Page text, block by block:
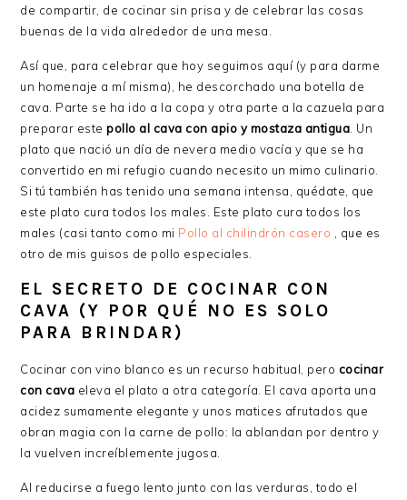
de compartir, de cocinar sin prisa y de celebrar las cosas
buenas de la vida alrededor de una mesa.
Así que, para celebrar que hoy seguimos aquí (y para darme
un homenaje a mí misma), he descorchado una botella de
cava. Parte se ha ido a la copa y otra parte a la cazuela para
preparar estepollo al cava con apio y mostaza antigua . Un
plato que nació un día de nevera medio vacía y que se ha
convertido en mi refugio cuando necesito un mimo culinario.
Si tú también has tenido una semana intensa, quédate, que
este plato cura todos los males. Este plato cura todos los
males (casi tanto como mi Pollo al chilindrón casero , que es
otro de mis guisos de pollo especiales.
EL SECRETO DE COCINAR CON
CAVA (Y POR QUÉ NO ES SOLO
PARA BRINDAR)
Cocinar con vino blanco es un recurso habitual, pero cocinar
con cava eleva el plato a otra categoría. El cava aporta una
acidez sumamente elegante y unos matices afrutados que
obran magia con la carne de pollo: la ablandan por dentro y
la vuelven increíblemente jugosa.
Al reducirse a fuego lento junto con las verduras, todo el